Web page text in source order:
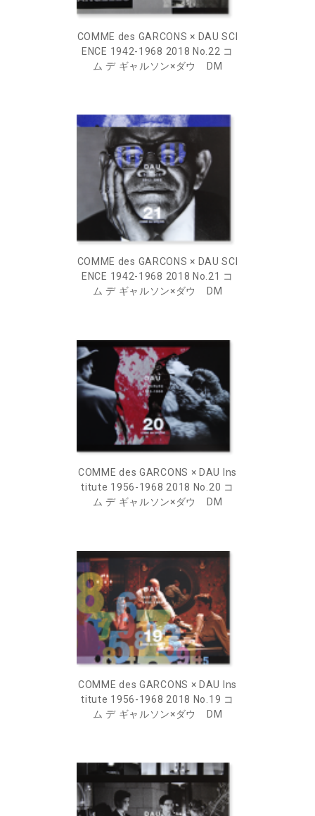
COMME des GARCONS × DAU SCI
ENCE 1942-1968 2018 No.22 コ
ム デ ギャルソン×ダウ DM
COMME des GARCONS × DAU SCI
ENCE 1942-1968 2018 No.21 コ
ム デ ギャルソン×ダウ DM
COMME des GARCONS × DAU Ins
titute 1956-1968 2018 No.20 コ
ム デ ギャルソン×ダウ DM
COMME des GARCONS × DAU Ins
titute 1956-1968 2018 No.19 コ
ム デ ギャルソン×ダウ DM